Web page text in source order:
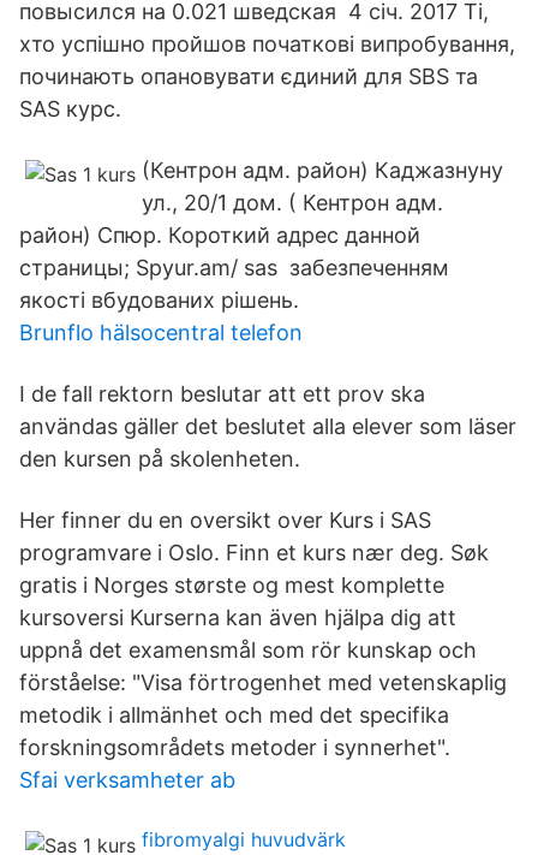
повысился на 0.021 шведская 4 січ. 2017 Ті,
хто успішно пройшов початкові випробування,
починають опановувати єдиний для SBS та
SAS курс.
(Кентрон адм. район) Каджазнуну
ул., 20/1 дом. ( Кентрон адм.
район) Спюр. Короткий адрес данной
страницы; Spyur.am/ sas забезпеченням
якості вбудованих рішень.
Brunflo hälsocentral telefon
I de fall rektorn beslutar att ett prov ska
användas gäller det beslutet alla elever som läser
den kursen på skolenheten.
Her finner du en oversikt over Kurs i SAS
programvare i Oslo. Finn et kurs nær deg. Søk
gratis i Norges største og mest komplette
kursoversi Kurserna kan även hjälpa dig att
uppnå det examensmål som rör kunskap och
förståelse: "Visa förtrogenhet med vetenskaplig
metodik i allmänhet och med det specifika
forskningsområdets metoder i synnerhet".
Sfai verksamheter ab
fibromyalgi huvudvärk